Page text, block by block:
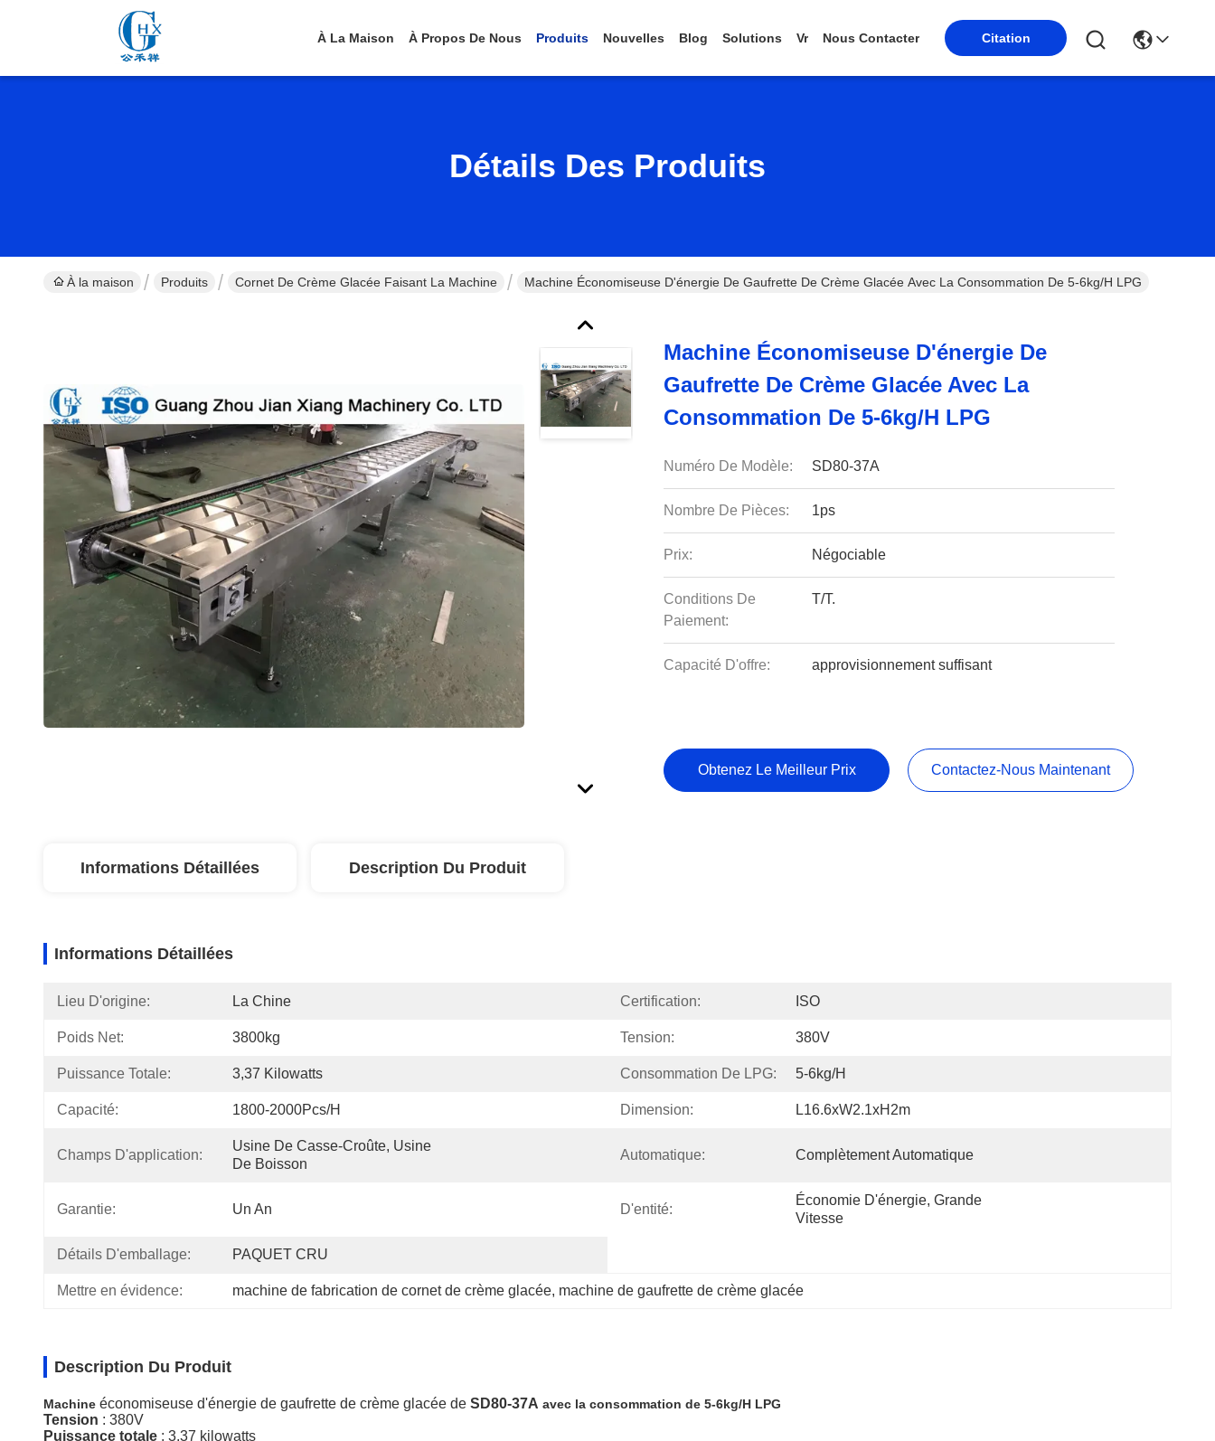
À La Maison À Propos De Nous Produits Nouvelles Blog Solutions Vr Nous Contacter Citation
Détails Des Produits
À la maison Produits Cornet De Crème Glacée Faisant La Machine Machine Économiseuse D'énergie De Gaufrette De Crème Glacée Avec La Consommation De 5-6kg/H LPG
Machine Économiseuse D'énergie De
Gaufrette De Crème Glacée Avec La
Consommation De 5-6kg/H LPG
Numéro De Modèle: SD80-37A
Nombre De Pièces: 1ps
Prix: Négociable
Conditions De
Paiement:
T/T.
Capacité D'offre: approvisionnement suffisant
Obtenez Le Meilleur Prix Contactez-Nous Maintenant
Informations Détaillées Description Du Produit
Informations Détaillées
Lieu D'origine: La Chine Certification: ISO
Poids Net: 3800kg Tension: 380V
Puissance Totale: 3,37 Kilowatts Consommation De LPG: 5-6kg/h
Capacité: 1800-2000Pcs/H Dimension: L16.6xW2.1xH2m
Champs D'application:
Usine De Casse-Croûte, Usine
De Boisson
Automatique: Complètement Automatique
Garantie: Un An D'entité:
Économie D'énergie, Grande
Vitesse
Détails D'emballage: PAQUET CRU
Mettre en évidence: machine de fabrication de cornet de crème glacée, machine de gaufrette de crème glacée
Description Du Produit
Machine économiseuse d'énergie de gaufrette de crème glacée de SD80-37A avec la consommation de 5-6kg/H LPG
Tension : 380V
Puissance totale : 3,37 kilowatts